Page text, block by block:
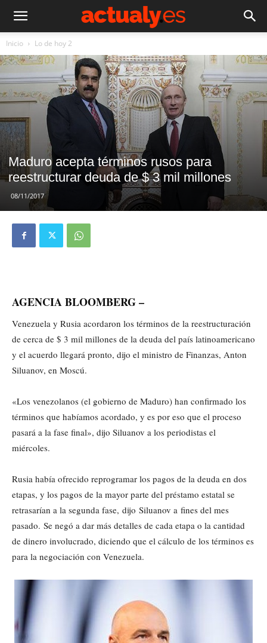
Inicio Lo de hoy 2
Maduro acepta términos rusos para
reestructurar deuda de $ 3 mil millones
08/11/2017
AGENCIA BLOOMBERG –
Venezuela y Rusia acordaron los términos de la reestructuración
de cerca de $ 3 mil millones de la deuda del país latinoamericano
y el acuerdo llegará pronto, dijo el ministro de Finanzas, Anton
Siluanov, en Moscú.
«Los venezolanos (el gobierno de Maduro) han confirmado los
términos que habíamos acordado, y es por eso que el proceso
pasará a la fase final», dijo Siluanov a los periodistas el
miércoles.
Rusia había ofrecido reprogramar los pagos de la deuda en dos
etapas, y los pagos de la mayor parte del préstamo estatal se
retrasarían a la segunda fase, dijo Siluanov a fines del mes
pasado. Se negó a dar más detalles de cada etapa o la cantidad
de dinero involucrado, diciendo que el cálculo de los términos es
para la negociación con Venezuela.